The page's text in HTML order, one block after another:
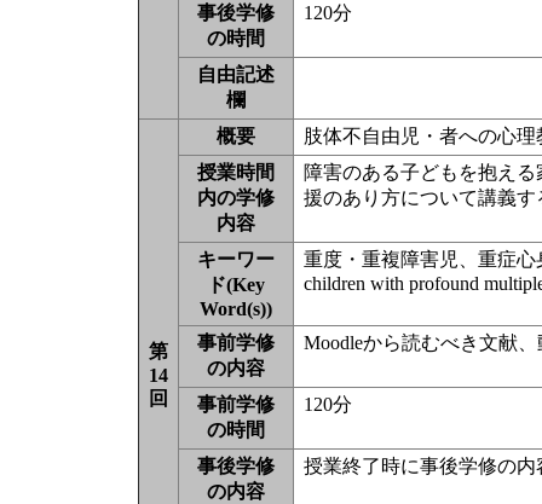
事後学修
の時間
120分
自由記述
欄
第
14
回
概要
肢体不自由児・者への心
授業時間
内の学修
内容
障害のある子どもを抱え
援のあり方について講義す
キーワー
ド(Key
Word(s))
重度・重複障害児、重症
children with profound
事前学修
の内容
Moodleから読むべき文献
事前学修
の時間
120分
事後学修
の内容
授業終了時に事後学修の